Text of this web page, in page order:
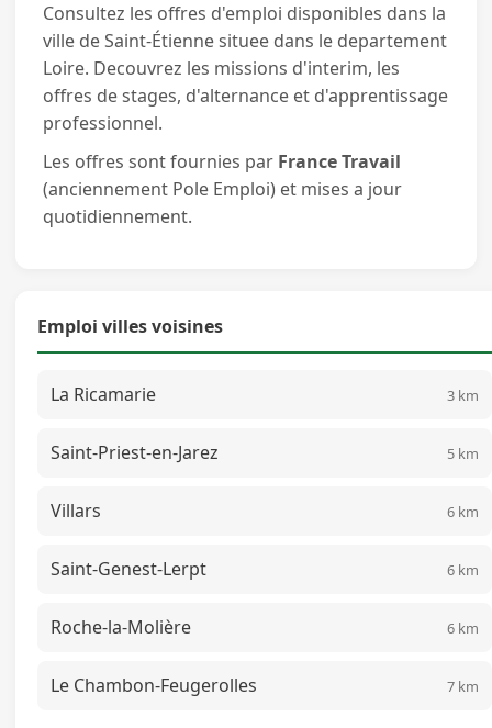
Consultez les offres d'emploi disponibles dans la
ville de Saint-Étienne situee dans le departement
Loire. Decouvrez les missions d'interim, les
offres de stages, d'alternance et d'apprentissage
professionnel.
Les offres sont fournies par France Travail
(anciennement Pole Emploi) et mises a jour
quotidiennement.
Emploi villes voisines
La Ricamarie 3 km
Saint-Priest-en-Jarez 5 km
Villars 6 km
Saint-Genest-Lerpt 6 km
Roche-la-Molière 6 km
Le Chambon-Feugerolles 7 km